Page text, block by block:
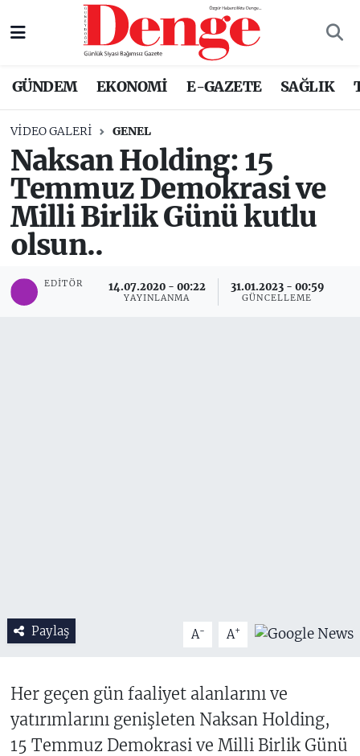
GÜNDEM EKONOMİ E-GAZETE SAĞLIK
VIDEO GALERI GENEL
Naksan Holding: 15
Temmuz Demokrasi ve
Milli Birlik Günü kutlu
olsun..
EDITÖR 14.07.2020 - 00:22
YAYINLANMA
31.01.2023 - 00:59
GÜNCELLEME
Paylaş A- A+
Her geçen gün faaliyet alanlarını ve
yatırımlarını genişleten Naksan Holding,
15 Temmuz Demokrasi ve Milli Birlik Günü
Nöbetçi Eczaneler
Trafik Durumu
Süper Lig Puan Durumu ve Fikstür
Tüm Manşetler